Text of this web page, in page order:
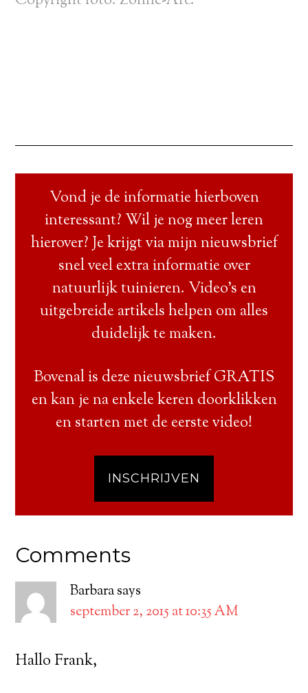
Vond je de informatie hierboven
interessant? Wil je nog meer leren
hierover? Je krijgt via mijn nieuwsbrief
snel veel extra informatie over
natuurlijk tuinieren. Video’s en
uitgebreide artikels helpen om alles
duidelijk te maken.
Bovenal is deze nieuwsbrief GRATIS
en kan je na enkele keren doorklikken
en starten met de eerste video!
INSCHRIJVEN
Comments
Barbarasays
september 2, 2015 at 10:35 AM
Hallo Frank,